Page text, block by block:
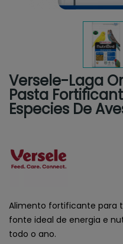
Versele-Laga
Pasta
Especies De
Alimento fortificante para
fonte ideal de energia e
todo o ano.